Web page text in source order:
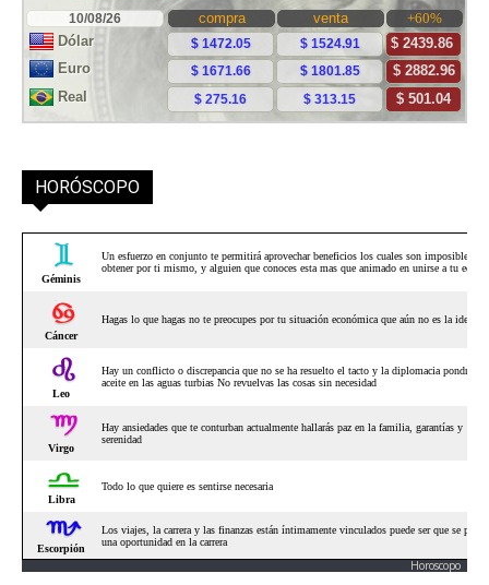
HORÓSCOPO
Horoscopo